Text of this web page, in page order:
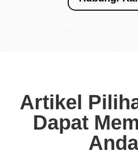
Artikel
Dapat
Anda